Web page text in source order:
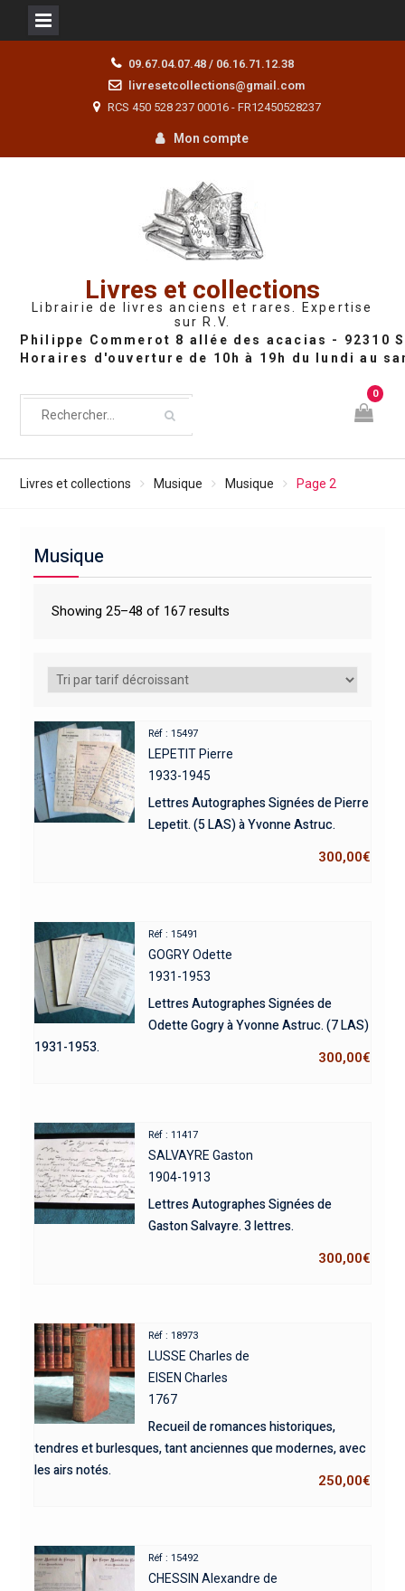
09.67.04.07.48 / 06.16.71.12.38
livresetcollections@gmail.com
RCS 450 528 237 00016 - FR12450528237
Mon compte
Livres et collections
Librairie de livres anciens et rares. Expertise
sur R.V.
0
Livres et collections Musique Musique Page 2
Musique
Showing 25–48 of 167 results
Réf : 15497
LEPETIT Pierre
1933-1945
Lettres Autographes Signées de Pierre
Lepetit. (5 LAS) à Yvonne Astruc.
300,00€
Réf : 15491
GOGRY Odette
1931-1953
Lettres Autographes Signées de
Odette Gogry à Yvonne Astruc. (7 LAS)
1931-1953.
300,00€
Réf : 11417
SALVAYRE Gaston
1904-1913
Lettres Autographes Signées de
Gaston Salvayre. 3 lettres.
300,00€
Réf : 18973
LUSSE Charles de
EISEN Charles
1767
Recueil de romances historiques,
tendres et burlesques, tant anciennes que modernes, avec
les airs notés.
250,00€
Réf : 15492
CHESSIN Alexandre de